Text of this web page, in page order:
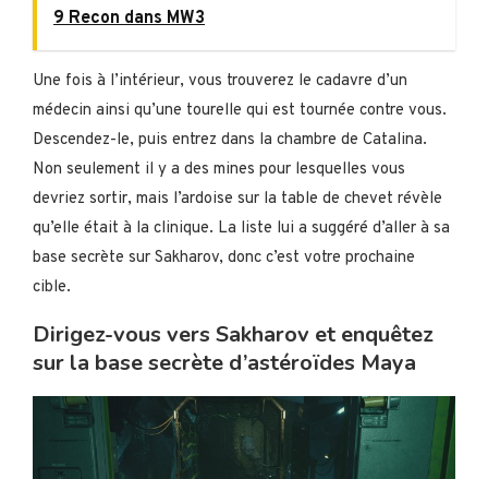
9 Recon dans MW3
Une fois à l’intérieur, vous trouverez le cadavre d’un
médecin ainsi qu’une tourelle qui est tournée contre vous.
Descendez-le, puis entrez dans la chambre de Catalina.
Non seulement il y a des mines pour lesquelles vous
devriez sortir, mais l’ardoise sur la table de chevet révèle
qu’elle était à la clinique. La liste lui a suggéré d’aller à sa
base secrète sur Sakharov, donc c’est votre prochaine
cible.
Dirigez-vous vers Sakharov et enquêtez
sur la base secrète d’astéroïdes Maya